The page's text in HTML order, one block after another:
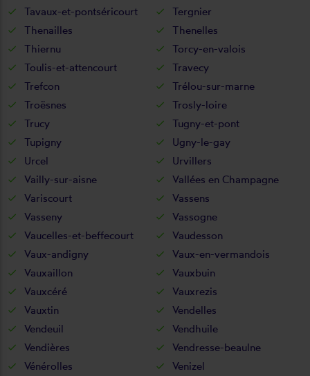
Tavaux-et-pontséricourt
Tergnier
Thenailles
Thenelles
Thiernu
Torcy-en-valois
Toulis-et-attencourt
Travecy
Trefcon
Trélou-sur-marne
Troësnes
Trosly-loire
Trucy
Tugny-et-pont
Tupigny
Ugny-le-gay
Urcel
Urvillers
Vailly-sur-aisne
Vallées en Champagne
Variscourt
Vassens
Vasseny
Vassogne
Vaucelles-et-beffecourt
Vaudesson
Vaux-andigny
Vaux-en-vermandois
Vauxaillon
Vauxbuin
Vauxcéré
Vauxrezis
Vauxtin
Vendelles
Vendeuil
Vendhuile
Vendières
Vendresse-beaulne
Vénérolles
Venizel